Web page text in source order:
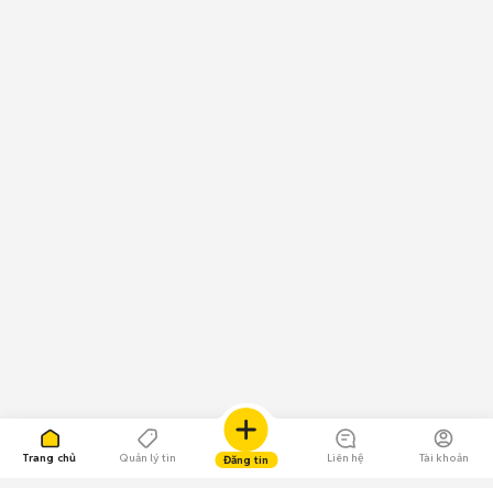
Trang chủ Quản lý tin Đăng tin Liên hệ Tài khoản